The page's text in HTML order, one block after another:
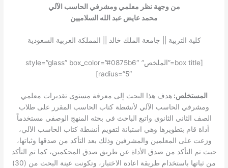
من وجهة نظر معلمي ومشرفي الحاسب الآلي
محمد عايض عبد الله السلاميين
كلية التربية || جامعة الملك خالد || المملكة العربية السعودية
[box title=”الملخص” style=”glass” box_color=”#0875b6″
radius=”5″]
المستخلص:هدف هذا البحث إلى معرفة مستوى تقديرات معلمي
ومشرفي الحاسب الآلي لأنشطة كتاب الحاسب المقرر على طلاب
الصف الثاني الثانوي واتبع الباحث في بحثه المنهج الوصفي مستخدماً
أداة قام بتطويرها وهي استبانة لتقويم أنشطة كتاب الحاسب الآلي،
وزعت على المعلمين والمشرفين وذلك بعد التأكد من صدقها وثباتها،
حيث تم التأكد من صدق الأداة عن طريق صدق المحكمين، كما تم التأكد
من ثباتها باستخدام طريقة اعادة الاختبار، وتكونت عينة البحث من (30)